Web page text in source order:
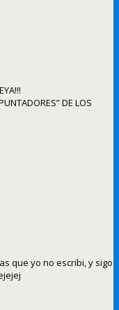
DE LOS
que yo no escribi, y sigo